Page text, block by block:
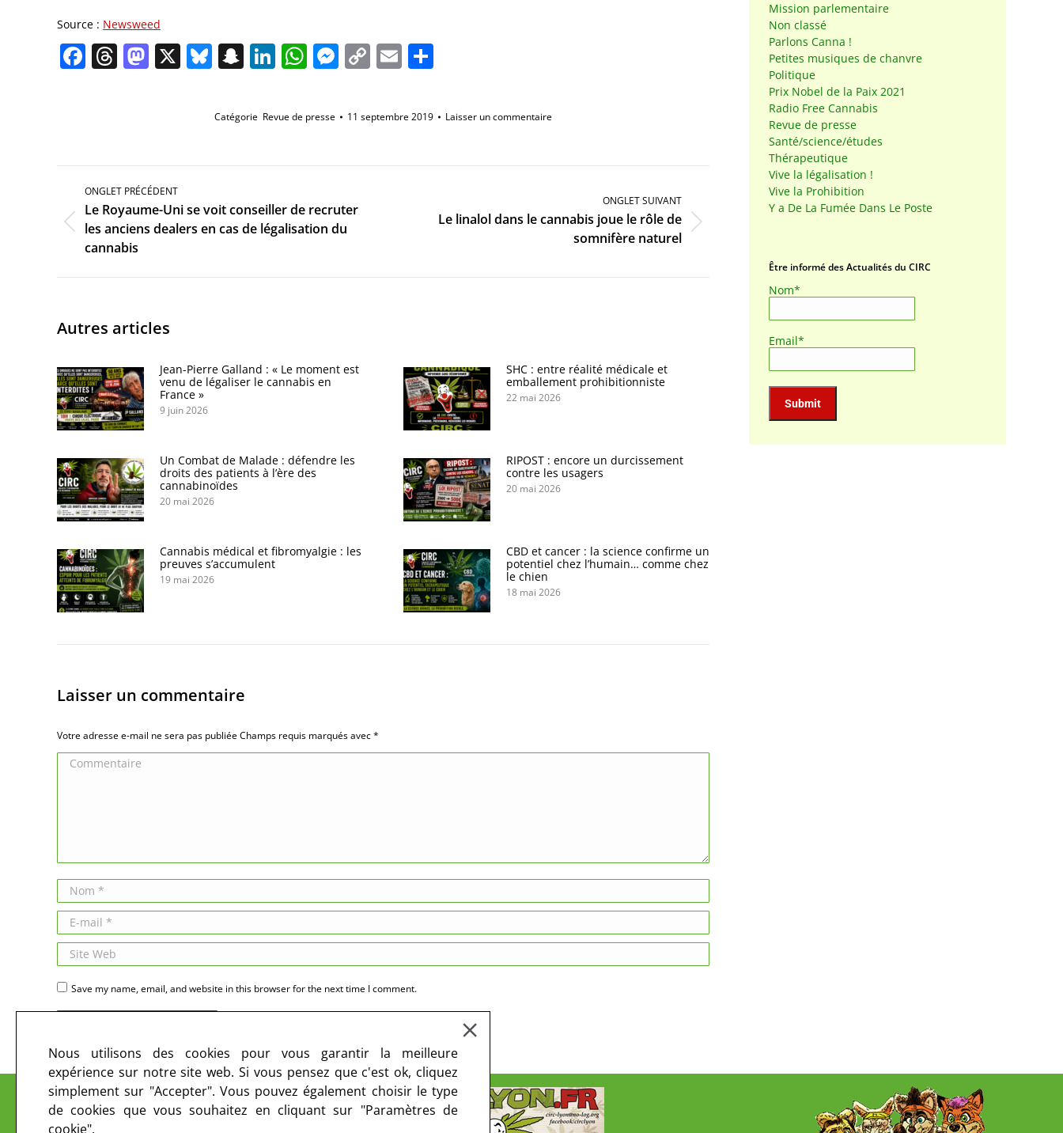
Source : Newsweed
Facebook
Threads
Mastodon
X Bluesky
Snapchat
LinkedIn
WhatsApp
Messenger
CopyEmail
Catégorie Revue de presse 11 septembre 2019 Laisser un commentaire
Navigation
commentaire
ONGLET PRÉCÉDENT
Onglet
précédent
Le Royaume-Uni se voit conseiller de recruter
les anciens dealers en cas de légalisation du
cannabis
ONGLET SUIVANT
OngletLe linalol dans le cannabis joue le rôle de
somnifère naturel
Autres articles
Jean-Pierre Galland : « Le moment est
venu de légaliser le cannabis en
France »
9 juin 2026
SHC : entre réalité médicale et
emballement prohibitionniste
22 mai 2026
Un Combat de Malade : défendre les
droits des patients à l’ère des
cannabinoïdes
20 mai 2026
RIPOST : encore un durcissement
contre les usagers
20 mai 2026
Cannabis médical et fibromyalgie : les
preuves s’accumulent
19 mai 2026
CBD et cancer : la science confirme un
potentiel chez l’humain… comme chez
le chien
18 mai 2026
Laisser un commentaire
Votre adresse e-mail ne sera pas publiée Champs requis marqués avec*
Commentaire
Nom *
E-mail *
Site Web
Save my name, email, and website in this browser for the next time I comment.
Mission parlementaire
Non classé
Parlons Canna !
Petites musiques de chanvre
Politique
Prix Nobel de la Paix 2021
Radio Free Cannabis
Revue de presse
Santé/science/études
Thérapeutique
Vive la légalisation !
Vive la Prohibition
Y a De La Fumée Dans Le Poste
Être informé des Actualités du CIRC
Nom*
Email*
Le CIRC sur les ondes et sur le web
Nous utilisons des cookies pour vous garantir la meilleure
expérience sur notre site web. Si vous pensez que c'est ok, cliquez
simplement sur "Accepter". Vous pouvez également choisir le type
de cookies que vous souhaitez en cliquant sur "Paramètres de
cookie".